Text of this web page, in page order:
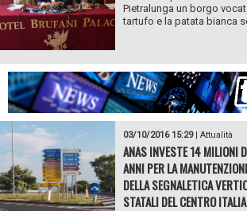
Pietralunga un borgo
tartufo e la patata bianca
03/10/2016 15:29| Attualità
ANAS INVESTE 14 MILIONI
ANNI PER LA
DELLA SEGNALETICA
STATALI DEL CENTRO ITALIA